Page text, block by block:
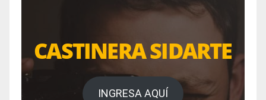
CASTINERA SIDARTE
INGRESA AQUÍ